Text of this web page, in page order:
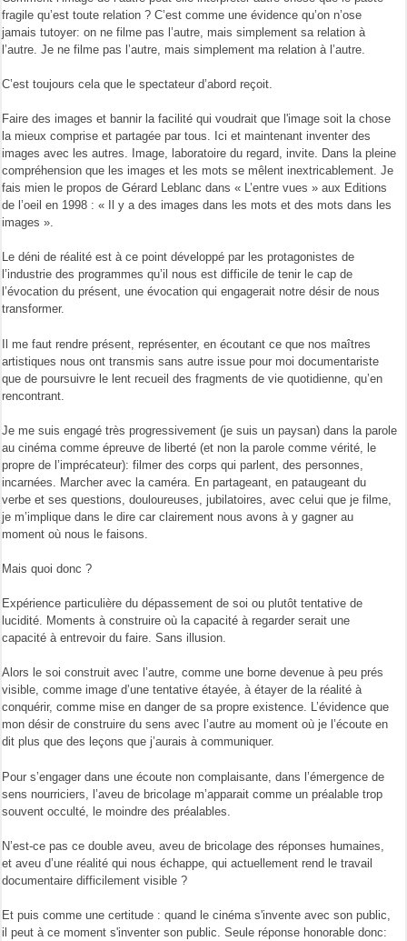
fragile qu’est toute relation ? C’est comme une évidence qu’on n’ose
jamais tutoyer: on ne filme pas l’autre, mais simplement sa relation à
l’autre. Je ne filme pas l’autre, mais simplement ma relation à l’autre.
C’est toujours cela que le spectateur d’abord reçoit.
Faire des images et bannir la facilité qui voudrait que l'image soit la chose
la mieux comprise et partagée par tous. Ici et maintenant inventer des
images avec les autres. Image, laboratoire du regard, invite. Dans la pleine
compréhension que les images et les mots se mêlent inextricablement. Je
fais mien le propos de Gérard Leblanc dans « L’entre vues » aux Editions
de l’oeil en 1998 : « Il y a des images dans les mots et des mots dans les
images ».
Le déni de réalité est à ce point développé par les protagonistes de
l’industrie des programmes qu’il nous est difficile de tenir le cap de
l’évocation du présent, une évocation qui engagerait notre désir de nous
transformer.
Il me faut rendre présent, représenter, en écoutant ce que nos maîtres
artistiques nous ont transmis sans autre issue pour moi documentariste
que de poursuivre le lent recueil des fragments de vie quotidienne, qu’en
rencontrant.
Je me suis engagé très progressivement (je suis un paysan) dans la parole
au cinéma comme épreuve de liberté (et non la parole comme vérité, le
propre de l’imprécateur): filmer des corps qui parlent, des personnes,
incarnées. Marcher avec la caméra. En partageant, en pataugeant du
verbe et ses questions, douloureuses, jubilatoires, avec celui que je filme,
je m’implique dans le dire car clairement nous avons à y gagner au
moment où nous le faisons.
Mais quoi donc ?
Expérience particulière du dépassement de soi ou plutôt tentative de
lucidité. Moments à construire où la capacité à regarder serait une
capacité à entrevoir du faire. Sans illusion.
Alors le soi construit avec l’autre, comme une borne devenue à peu prés
visible, comme image d’une tentative étayée, à étayer de la réalité à
conquérir, comme mise en danger de sa propre existence. L’évidence que
mon désir de construire du sens avec l’autre au moment où je l’écoute en
dit plus que des leçons que j’aurais à communiquer.
Pour s’engager dans une écoute non complaisante, dans l’émergence de
sens nourriciers, l’aveu de bricolage m’apparait comme un préalable trop
souvent occulté, le moindre des préalables.
N’est-ce pas ce double aveu, aveu de bricolage des réponses humaines,
et aveu d’une réalité qui nous échappe, qui actuellement rend le travail
documentaire difficilement visible ?
Et puis comme une certitude : quand le cinéma s'invente avec son public,
il peut à ce moment s'inventer son public. Seule réponse honorable donc: